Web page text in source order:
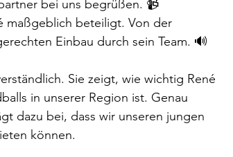
bei uns begrüßen. 📹
maßgeblich beteiligt. Von der
Einbau durch sein Team. 🔊
Sie zeigt, wie wichtig René
in unserer Region ist. Genau
dazu bei, dass wir unseren jungen
können.